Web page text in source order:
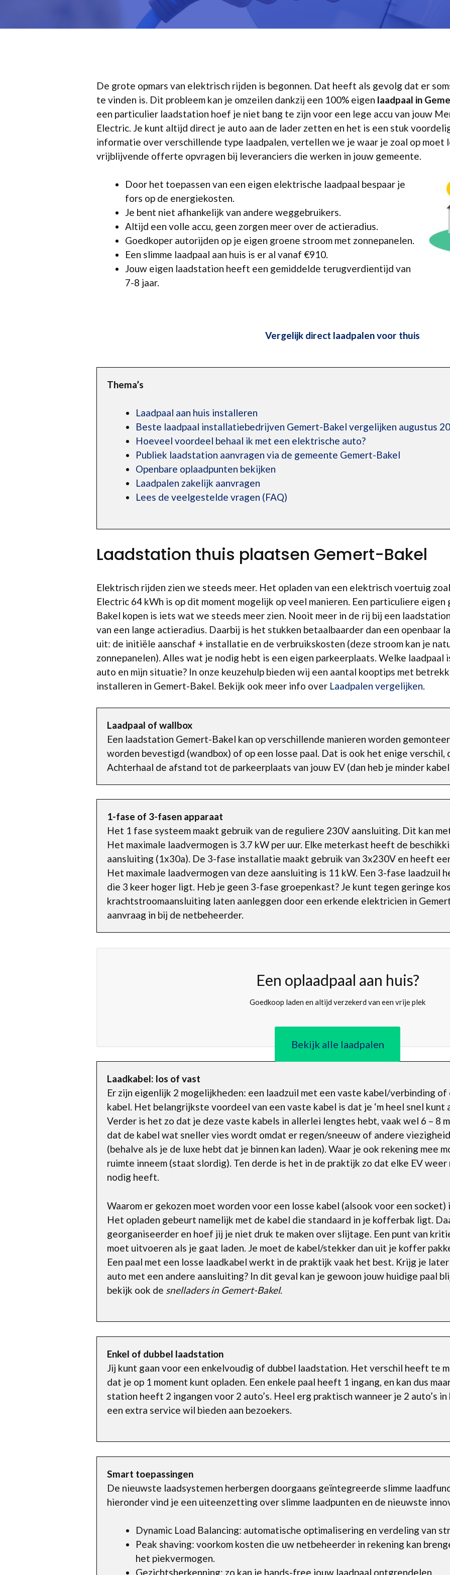
De grote opmars van elektrisch rijden is begonnen. Dat heeft als gevolg dat er
te vinden is. Dit probleem kan je omzeilen dankzij een 100% eigen laadpaal in
een particulier laadstation hoef je niet bang te zijn voor een lege accu van jouw
Electric. Je kunt altijd direct je auto aan de lader zetten en het is een stuk
informatie over verschillende type laadpalen, vertellen we je waar je zoal op moet
vrijblijvende offerte opvragen bij leveranciers die werken in jouw gemeente.
Door het toepassen van een eigen elektrische laadpaal bespaar je
fors op de energiekosten.
Je bent niet afhankelijk van andere weggebruikers.
Altijd een volle accu, geen zorgen meer over de actieradius.
Goedkoper autorijden op je eigen groene stroom met zonnepanelen.
Een slimme laadpaal aan huis is er al vanaf €910.
Jouw eigen laadstation heeft een gemiddelde terugverdientijd van
7-8 jaar.
Vergelijk direct laadpalen voor thuis
Thema’s
Laadpaal aan huis installeren
Beste laadpaal installatiebedrijven Gemert-Bakel vergelijken augustus
Hoeveel voordeel behaal ik met een elektrische auto?
Publiek laadstation aanvragen via de gemeente Gemert-Bakel
Openbare oplaadpunten bekijken
Laadpalen zakelijk aanvragen
Lees de veelgestelde vragen (FAQ)
Laadstation thuis plaatsen Gemert-Bakel
Elektrisch rijden zien we steeds meer. Het opladen van een elektrisch voertuig
Electric 64 kWh is op dit moment mogelijk op veel manieren. Een particuliere
Bakel kopen is iets wat we steeds meer zien. Nooit meer in de rij bij een
van een lange actieradius. Daarbij is het stukken betaalbaarder dan een openbaar
uit: de initiële aanschaf + installatie en de verbruikskosten (deze stroom kan je
zonnepanelen). Alles wat je nodig hebt is een eigen parkeerplaats. Welke laadpaal
auto en mijn situatie? In onze keuzehulp bieden wij een aantal kooptips met
installeren in Gemert-Bakel. Bekijk ook meer info over Laadpalen vergelijken.
Laadpaal of wallbox
Een laadstation Gemert-Bakel kan op verschillende manieren worden
worden bevestigd (wandbox) of op een losse paal. Dat is ook het enige
Achterhaal de afstand tot de parkeerplaats van jouw EV (dan heb je minder
1-fase of 3-fasen apparaat
Het 1 fase systeem maakt gebruik van de reguliere 230V aansluiting. Dit kan
Het maximale laadvermogen is 3.7 kW per uur. Elke meterkast heeft de
aansluiting (1x30a). De 3-fase installatie maakt gebruik van 3x230V en heeft
Het maximale laadvermogen van deze aansluiting is 11 kW. Een 3-fase laadzuil
die 3 keer hoger ligt. Heb je geen 3-fase groepenkast? Je kunt tegen geringe
krachtstroomaansluiting laten aanleggen door een erkende elektricien in
aanvraag in bij de netbeheerder.
Een oplaadpaal aan huis?
Goedkoop laden en altijd verzekerd van een vrije plek
Bekijk alle laadpalen
Laadkabel: los of vast
Er zijn eigenlijk 2 mogelijkheden: een laadzuil met een vaste kabel/verbinding
kabel. Het belangrijkste voordeel van een vaste kabel is dat je ‘m heel snel kunt
Verder is het zo dat je deze vaste kabels in allerlei lengtes hebt, vaak wel 6 – 8
dat de kabel wat sneller vies wordt omdat er regen/sneeuw of andere
(behalve als je de luxe hebt dat je binnen kan laden). Waar je ook rekening mee
ruimte inneem (staat slordig). Ten derde is het in de praktijk zo dat elke EV
nodig heeft.
Waarom er gekozen moet worden voor een losse kabel (alsook voor een
Het opladen gebeurt namelijk met de kabel die standaard in je kofferbak ligt.
georganiseerder en hoef jij je niet druk te maken over slijtage. Een punt van
moet uitvoeren als je gaat laden. Je moet de kabel/stekker dan uit je koffer
Een paal met een losse laadkabel werkt in de praktijk vaak het best. Krijg je
auto met een andere aansluiting? In dit geval kan je gewoon jouw huidige paal
bekijk ook de snelladers in Gemert-Bakel.
Enkel of dubbel laadstation
Jij kunt gaan voor een enkelvoudig of dubbel laadstation. Het verschil heeft te
dat je op 1 moment kunt opladen. Een enkele paal heeft 1 ingang, en kan dus
station heeft 2 ingangen voor 2 auto’s. Heel erg praktisch wanneer je 2 auto’s
een extra service wil bieden aan bezoekers.
Smart toepassingen
De nieuwste laadsystemen herbergen doorgaans geïntegreerde slimme
hieronder vind je een uiteenzetting over slimme laadpunten en de nieuwste
Dynamic Load Balancing: automatische optimalisering en verdeling van
Peak shaving: voorkom kosten die uw netbeheerder in rekening kan
het piekvermogen.
Gezichtsherkenning: zo kan je hands-free jouw laadpaal ontgrendelen.